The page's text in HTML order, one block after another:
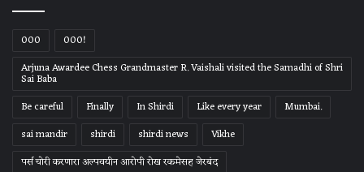
000
000!
Arjuna Awardee Chess Grandmaster R. Vaishali visited the Samadhi of Shri
Sai Baba
Be careful
Finally In Shirdi Like every year
Mumbai.
sai mandir
shirdi shirdi news
Vikhe
पर्स चोरी करणारा अल्पवयीन आरोपी रोख रकमेसह जेरबंद